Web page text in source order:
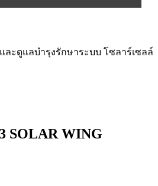
ละดูแลบำรุงรักษาระบบ โซลาร์เซลล์
SOLAR WING